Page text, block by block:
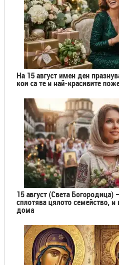
На 15 август имен ден
кои са те и най-красивите
15 август (Света Богородица)
сплотява цялото семейство, и
дома